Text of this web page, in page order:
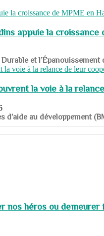
appuie la croissance
et
la voie à la
au développement
nos héros ou demeurer